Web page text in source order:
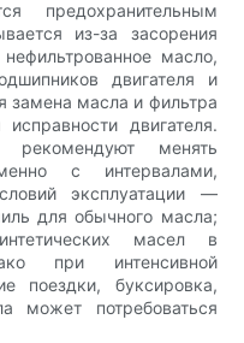
предохранительным
из-за засорения
масло,
двигателя и
замена масла и фильтра
двигателя.
рекомендуют менять
с интервалами,
эксплуатации —
для обычного масла;
масел в
при интенсивной
поездки, буксировка,
может потребоваться